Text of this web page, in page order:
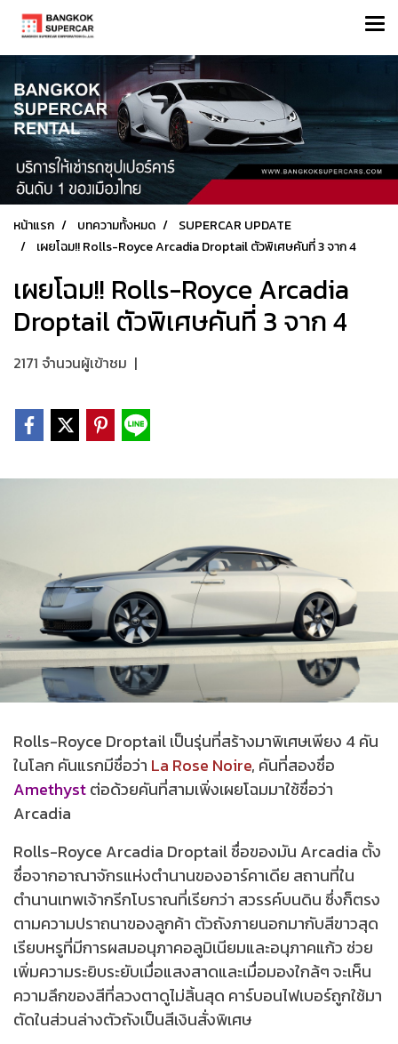
หน้าแรก บทความทั้งหมด
SUPERCAR UPDATE
เผยโฉม!! Rolls-Royce Arcadia Droptail ตัวพิเศษคันที่ 3 จาก 4
เผยโฉม!! Rolls-Royce Arcadia
Droptail ตัวพิเศษคันที่ 3 จาก 4
2171 จำนวนผู้เข้าชม |
Rolls-Royce Droptail เป็นรุ่นที่สร้างมาพิเศษเพียง 4 คัน
ในโลก คันแรกมีชื่อว่า La Rose Noire, คันที่สองชื่อ
Amethystต่อด้วยคันที่สามเพิ่งเผยโฉมมาใช้ชื่อว่า
Arcadia
Rolls-Royce Arcadia Droptail ชื่อของมัน Arcadia ตั้ง
ชื่อจากอาณาจักรแห่งตำนานของอาร์คาเดีย สถานที่ใน
ตำนานเทพเจ้ากรีกโบราณที่เรียกว่า สวรรค์บนดิน ซึ่งก็ตรง
ตามความปราถนาของลูกค้า ตัวถังภายนอกมากับสีขาวสุด
เรียบหรูที่มีการผสมอนุภาคอลูมิเนียมและอนุภาคแก้ว ช่วย
เพิ่มความระยิบระยับเมื่อแสงสาดและเมื่อมองใกล้ๆ จะเห็น
ความลึกของสีที่ลวงตาดูไม่สิ้นสุด คาร์บอนไฟเบอร์ถูกใช้มา
ตัดในส่วนล่างตัวถังเป็นสีเงินสั่งพิเศษ